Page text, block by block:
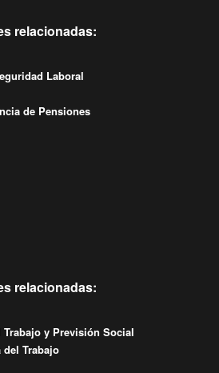
relacionadas:
Laboral
de Pensiones
relacionadas:
y Previsión Social
del Trabajo